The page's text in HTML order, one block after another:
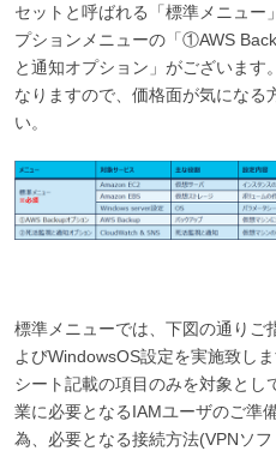
セットと呼ばれる「標準メニュー
プションメニューの「①AWS
と通知オプション」がございま
なりますので、価格面が気になる
い。
標準メニューでは、下図の通りご
よびWindowsOS設定を実施致し
シート記載の項目のみを対象とし
業に必要となるIAMユーザのご準
為、必要となる接続方法(VPNソ